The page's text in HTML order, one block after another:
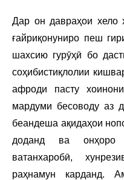
Дар он давраҳои хело
ғайриқонуниро пеш
шахсию гурӯҳӣ бо
соҳибистиқлолии
афроди пасту
мардуми бесоводу аз
беандеша ақидаҳои
доданд ва онҳоро
ватанхаробӣ,
раҳнамун карданд.